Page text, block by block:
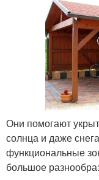
Они помогают
солнца и даже
функциональные
большое